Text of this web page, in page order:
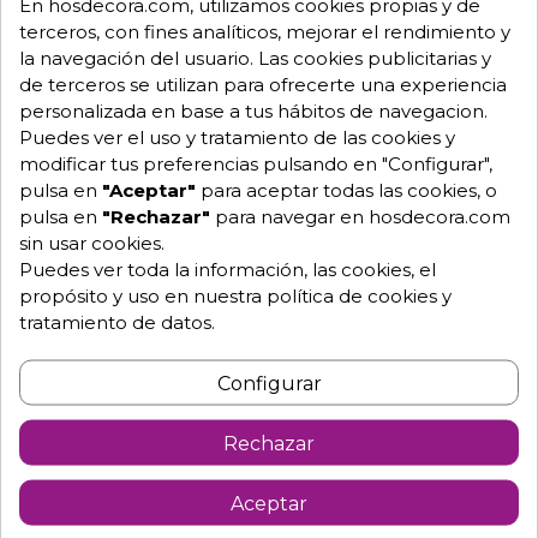
Kg.
- Capacidad: 15/18 pollos.
- Potencia: 18.000 Kcal/h - 21 KW.
- Consumos: Butano 50Mbar 1,25 - Propano 50Mbar
1,20 - Gas natural 18Mbar 1,90.
- Dotación de pinchos: 3 pinchos centrales y 2
laterales.
- Chapa entre quemadores extraíble.
NOTA: Para asar un pollo de 1,2kgs.
necesitaríamos 1 hora 30 minutos
Textos relacionados:
Ayuda para instalar y saber el
funcionamiento de un Asador de
terceros, con fines analíticos, mejorar el rendimiento y
la navegación del usuario. Las cookies publicitarias y
de terceros se utilizan para ofrecerte una experiencia
personalizada en base a tus hábitos de navegacion.
Puedes ver el uso y tratamiento de las cookies y
modificar tus preferencias pulsando en "Configurar",
pulsa en "Aceptar" para aceptar todas las cookies, o
pulsa en "Rechazar" para navegar en hosdecora.com
sin usar cookies.
Puedes ver toda la información, las cookies, el
propósito y uso en nuestra política de cookies y
tratamiento de datos.
Configurar
Rechazar
Aceptar